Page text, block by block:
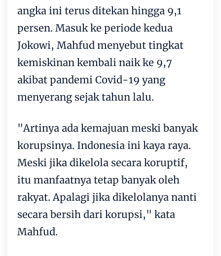
angka ini terus ditekan hingga 9,1
persen. Masuk ke periode kedua
Jokowi, Mahfud menyebut tingkat
kemiskinan kembali naik ke 9,7
akibat pandemi Covid-19 yang
menyerang sejak tahun lalu.
"Artinya ada kemajuan meski banyak
korupsinya. Indonesia ini kaya raya.
Meski jika dikelola secara koruptif,
itu manfaatnya tetap banyak oleh
rakyat. Apalagi jika dikelolanya nanti
secara bersih dari korupsi," kata
Mahfud.